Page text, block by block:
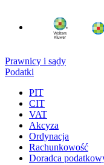
Prawnicy i sądy
Podatki
PIT
CIT
VAT
Akcyza
Ordynacja
Rachunkowość
Doradca